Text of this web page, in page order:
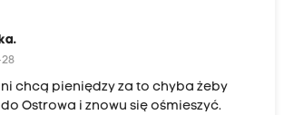
chcą pieniędzy za to chyba żeby
Ostrowa i znowu się ośmieszyć.